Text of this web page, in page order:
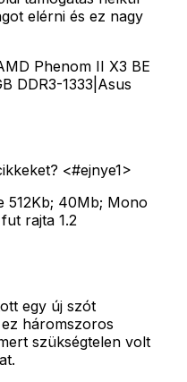
elérni és ez nagy
Phenom II X3 BE
DDR3-1333|Asus
<#ejnye1>
512Kb; 40Mb; Mono
rajta 1.2
egy új szót
háromszoros
szükségtelen volt